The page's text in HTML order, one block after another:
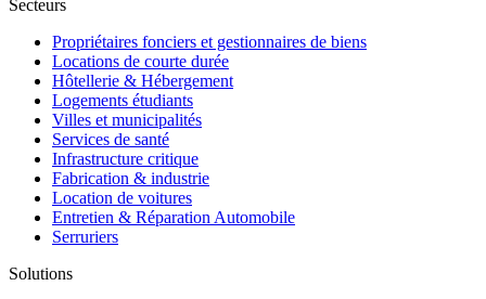
Secteurs
Propriétaires fonciers et gestionnaires de biens
Locations de courte durée
Hôtellerie & Hébergement
Logements étudiants
Villes et municipalités
Services de santé
Infrastructure critique
Fabrication & industrie
Location de voitures
Entretien & Réparation Automobile
Serruriers
Solutions